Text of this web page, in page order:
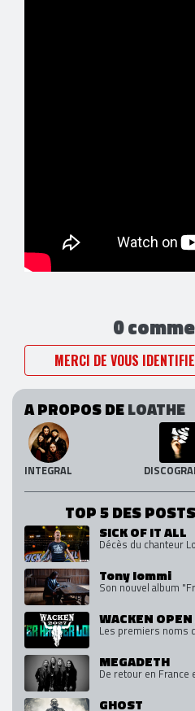
0
MERCI DE VOUS
A PROPOS DELOATHE
INTEGRAL
TOP 5 DES
SICK OF IT ALL
Décès du chanteur
Tony Iommi
Son nouvel album
WACKEN
Les premiers noms
MEGADETH
De retour en France
GHOST